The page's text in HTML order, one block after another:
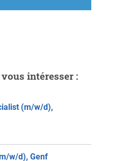
intéresser :
(m/w/d),
w/d), Genf